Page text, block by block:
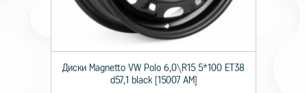
Диски Magnetto VW Polo 6,0\R15 5*100 ET38
d57,1 black [15007 AM]